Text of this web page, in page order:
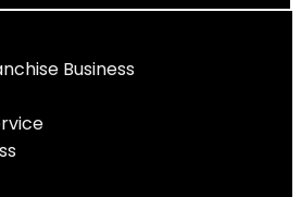
Business